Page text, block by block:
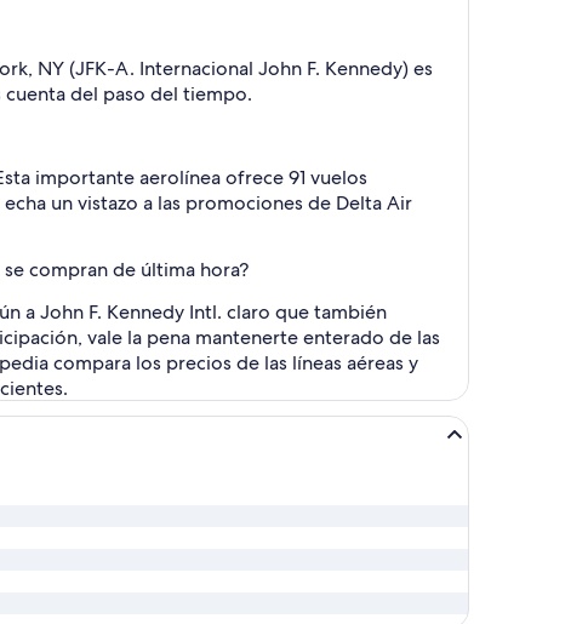
NY (JFK-A. Internacional John F. Kennedy) es
del paso del tiempo.
importante aerolínea ofrece 91 vuelos
un vistazo a las promociones de Delta Air
compran de última hora?
a John F. Kennedy Intl. claro que también
vale la pena mantenerte enterado de las
compara los precios de las líneas aéreas y